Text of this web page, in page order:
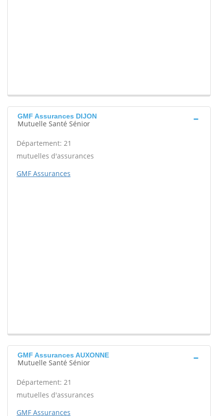
GMF Assurances DIJON
Mutuelle Santé Sénior
Département: 21
mutuelles d'assurances
GMF Assurances
GMF Assurances AUXONNE
Mutuelle Santé Sénior
Département: 21
mutuelles d'assurances
GMF Assurances